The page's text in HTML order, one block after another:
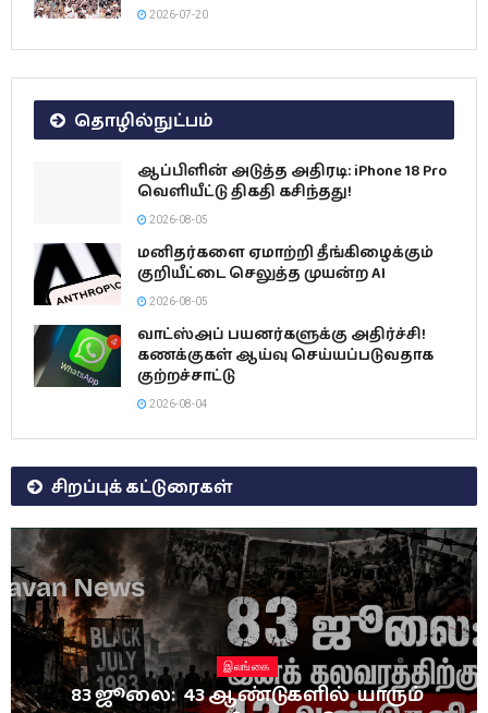
2026-07-20
தொழில்நுட்பம்
ஆப்பிளின் அடுத்த அதிரடி: iPhone 18 Pro
வெளியீட்டு திகதி கசிந்தது!
2026-08-05
மனிதர்களை ஏமாற்றி தீங்கிழைக்கும்
குறியீட்டை செலுத்த முயன்ற AI
2026-08-05
வாட்ஸ்அப் பயனர்களுக்கு அதிர்ச்சி!
கணக்குகள் ஆய்வு செய்யப்படுவதாக
குற்றச்சாட்டு
2026-08-04
சிறப்புக் கட்டுரைகள்
இலங்கை
83 ஜூலை: 43 ஆண்டுகளில் யாரும்